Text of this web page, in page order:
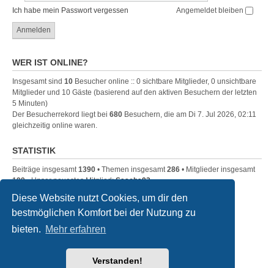
Diese Website nutzt Cookies, um dir den
bestmöglichen Komfort bei der Nutzung zu
bieten. Mehr erfahren
Verstanden!
Ich habe mein Passwort vergessen Angemeldet bleiben
WER IST ONLINE?
Insgesamt sind 10 Besucher online :: 0 sichtbare Mitglieder, 0 unsichtbare
Mitglieder und 10 Gäste (basierend auf den aktiven Besuchern der letzten
5 Minuten)
Der Besucherrekord liegt bei 680 Besuchern, die am Di 7. Jul 2026, 02:11
gleichzeitig online waren.
STATISTIK
Beiträge insgesamt1390 • Themen insgesamt286 • Mitglieder insgesamt
199• Unser neuestes Mitglied:Sascha93
MR2RC Foren-Übersicht
Deutsche Übersetzung durch